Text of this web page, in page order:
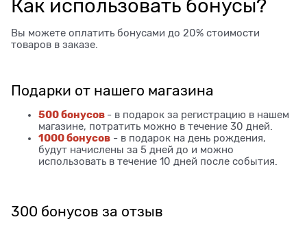
Как использовать бонусы?
Вы можете оплатить бонусами до 20% стоимости
товаров в заказе.
Подарки от нашего магазина
500 бонусов - в подарок за регистрацию в нашем
магазине, потратить можно в течение 30 дней.
1000 бонусов - в подарок на день рождения,
будут начислены за 5 дней до и можно
использовать в течение 10 дней после события.
300 бонусов за отзыв